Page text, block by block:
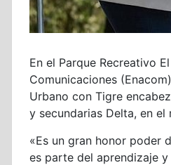
En el Parque Recreativo
Comunicaciones
Urbano con Tigre
y secundarias Delta, en
«Es un gran honor poder
es parte del aprendizaje